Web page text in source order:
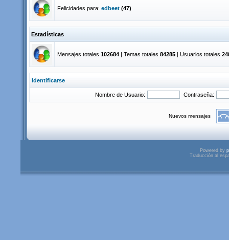
Felicidades para: edbeet (47)
Estadísticas
Mensajes totales 102684 | Temas totales 84285 | Usuarios totales
Identificarse
Nombre de Usuario: Contraseña:
Nuevos mensajes
Powered by
Traducción al